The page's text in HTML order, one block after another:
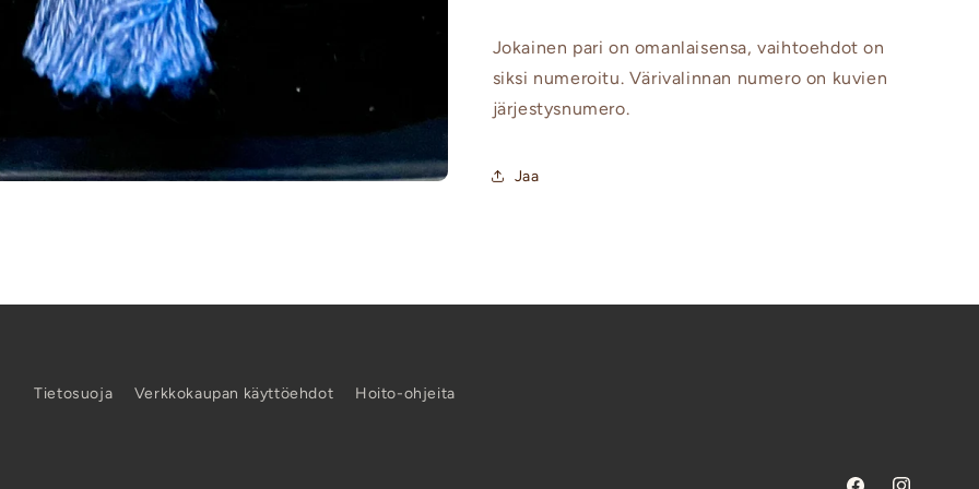
Jokainen pari on omanlaisensa, vaihtoehdot on
siksi numeroitu. Värivalinnan numero on kuvien
järjestysnumero.
Jaa
Tietosuoja Verkkokaupan käyttöehdot Hoito-ohjeita